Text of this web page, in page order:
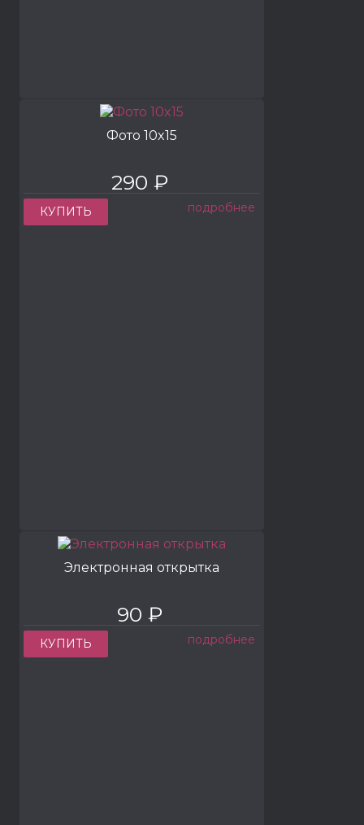
Фото 10x15
290 ₽
КУПИТЬ подробнее
Электронная открытка
90 ₽
КУПИТЬ подробнее